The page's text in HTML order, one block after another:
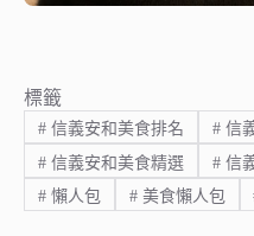
標籤
#信義安和美食排名 #信
#信義安和美食精選 #信
#懶人包 #美食懶人包